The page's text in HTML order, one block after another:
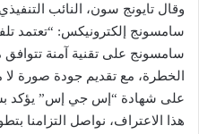
وقال تايونج سون، النائب
سامسونج على تقنية آمنة تتوافق
الخطرة، مع تقديم جودة صورة
على شهادة “إس جي إس” يؤكد
هذا الاعتراف، نواصل التزامنا